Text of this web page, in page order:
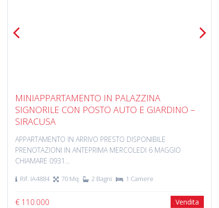
MINIAPPARTAMENTO IN PALAZZINA
SIGNORILE CON POSTO AUTO E GIARDINO –
SIRACUSA
APPARTAMENTO IN ARRIVO PRESTO DISPONIBILE
PRENOTAZIONI IN ANTEPRIMA MERCOLEDI 6 MAGGIO
CHIAMARE 0931...
Rif. IA4884 70 Mq 2 Bagni 1 Camere
€ 110.000 Vendita